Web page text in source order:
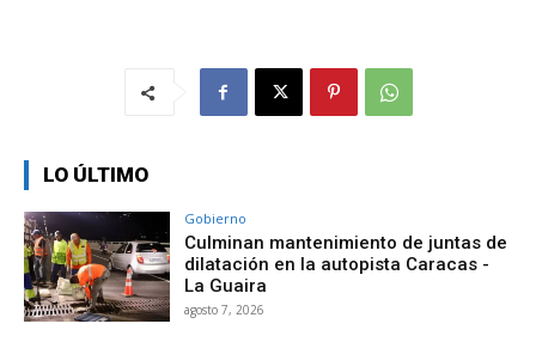
LO ÚLTIMO
Gobierno
Culminan mantenimiento de juntas de
dilatación en la autopista Caracas -
La Guaira
agosto 7, 2026